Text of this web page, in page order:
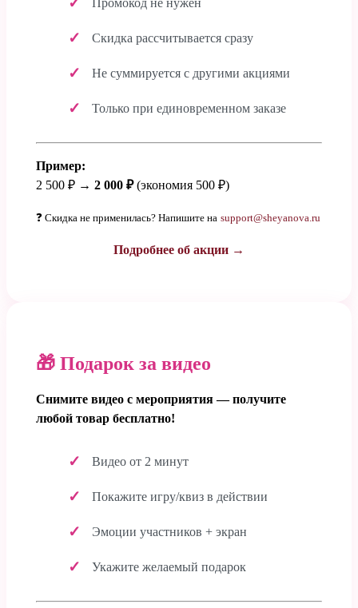
Скидка рассчитывается сразу
Не суммируется с другими акциями
Только при единовременном заказе
Пример:
2 500 ₽ → 2 000 ₽(экономия 500 ₽)
❓ Скидка не применилась? Напишите на support@sheyanova.ru
Подробнее об акции →
🎁 Подарок за видео
Снимите видео с мероприятия — получите
любой товар бесплатно!
Видео от 2 минут
Покажите игру/квиз в действии
Эмоции участников + экран
Укажите желаемый подарок